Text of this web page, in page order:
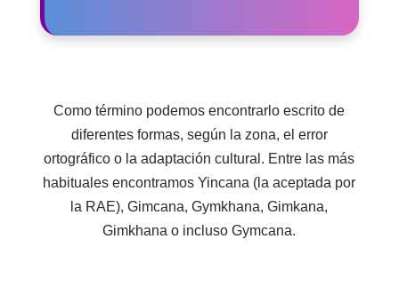
Como término podemos encontrarlo escrito de
diferentes formas, según la zona, el error
ortográfico o la adaptación cultural. Entre las más
habituales encontramosYincana (la aceptada por
la RAE), Gimcana,Gymkhana, Gimkana,
Gimkhana o incluso Gymcana.